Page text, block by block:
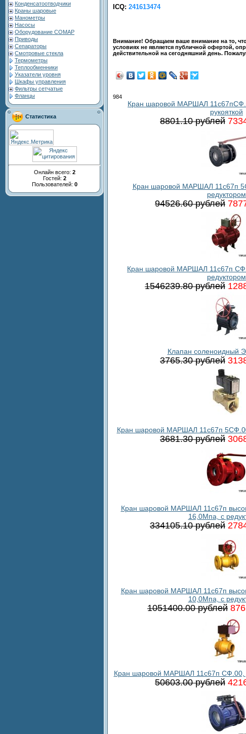
Конденсатоотводчики
Краны шаровые
Манометры
Насосы
Оборудование COMAP
Приводы
Сепараторы
Смотровые стекла
Термометры
Теплообменники
Указатели уровня
Шкафы управления
Фильтры сетчатые
Фланцы
Статистика
Онлайн всего: 2
Гостей: 2
Пользователей: 0
ICQ: 241613474
Внимание! Обращаем ваше внимание на то,
условиях не является публичной офертой,
действительной на сегодняшний день.
984
Кран шаровой МАРШАЛ
рукояткой
8801.10 рублей
Кран шаровой МАРШАЛ 11с67п
редуктором
94526.60 рублей
Кран шаровой МАРШАЛ 11с67п
редуктором
1546239.80 рублей
Клапан соленоидный
3765.30 рублей
Кран шаровой МАРШАЛ 11с67п
3681.30 рублей
Кран шаровой МАРШАЛ 11c67п
16,0Мпа, с
334105.10 рублей
Кран шаровой МАРШАЛ 11c67п
10,0Мпа, с
1051400.00 рублей
Кран шаровой МАРШАЛ 11с67п СФ.00,
50603.00 рублей